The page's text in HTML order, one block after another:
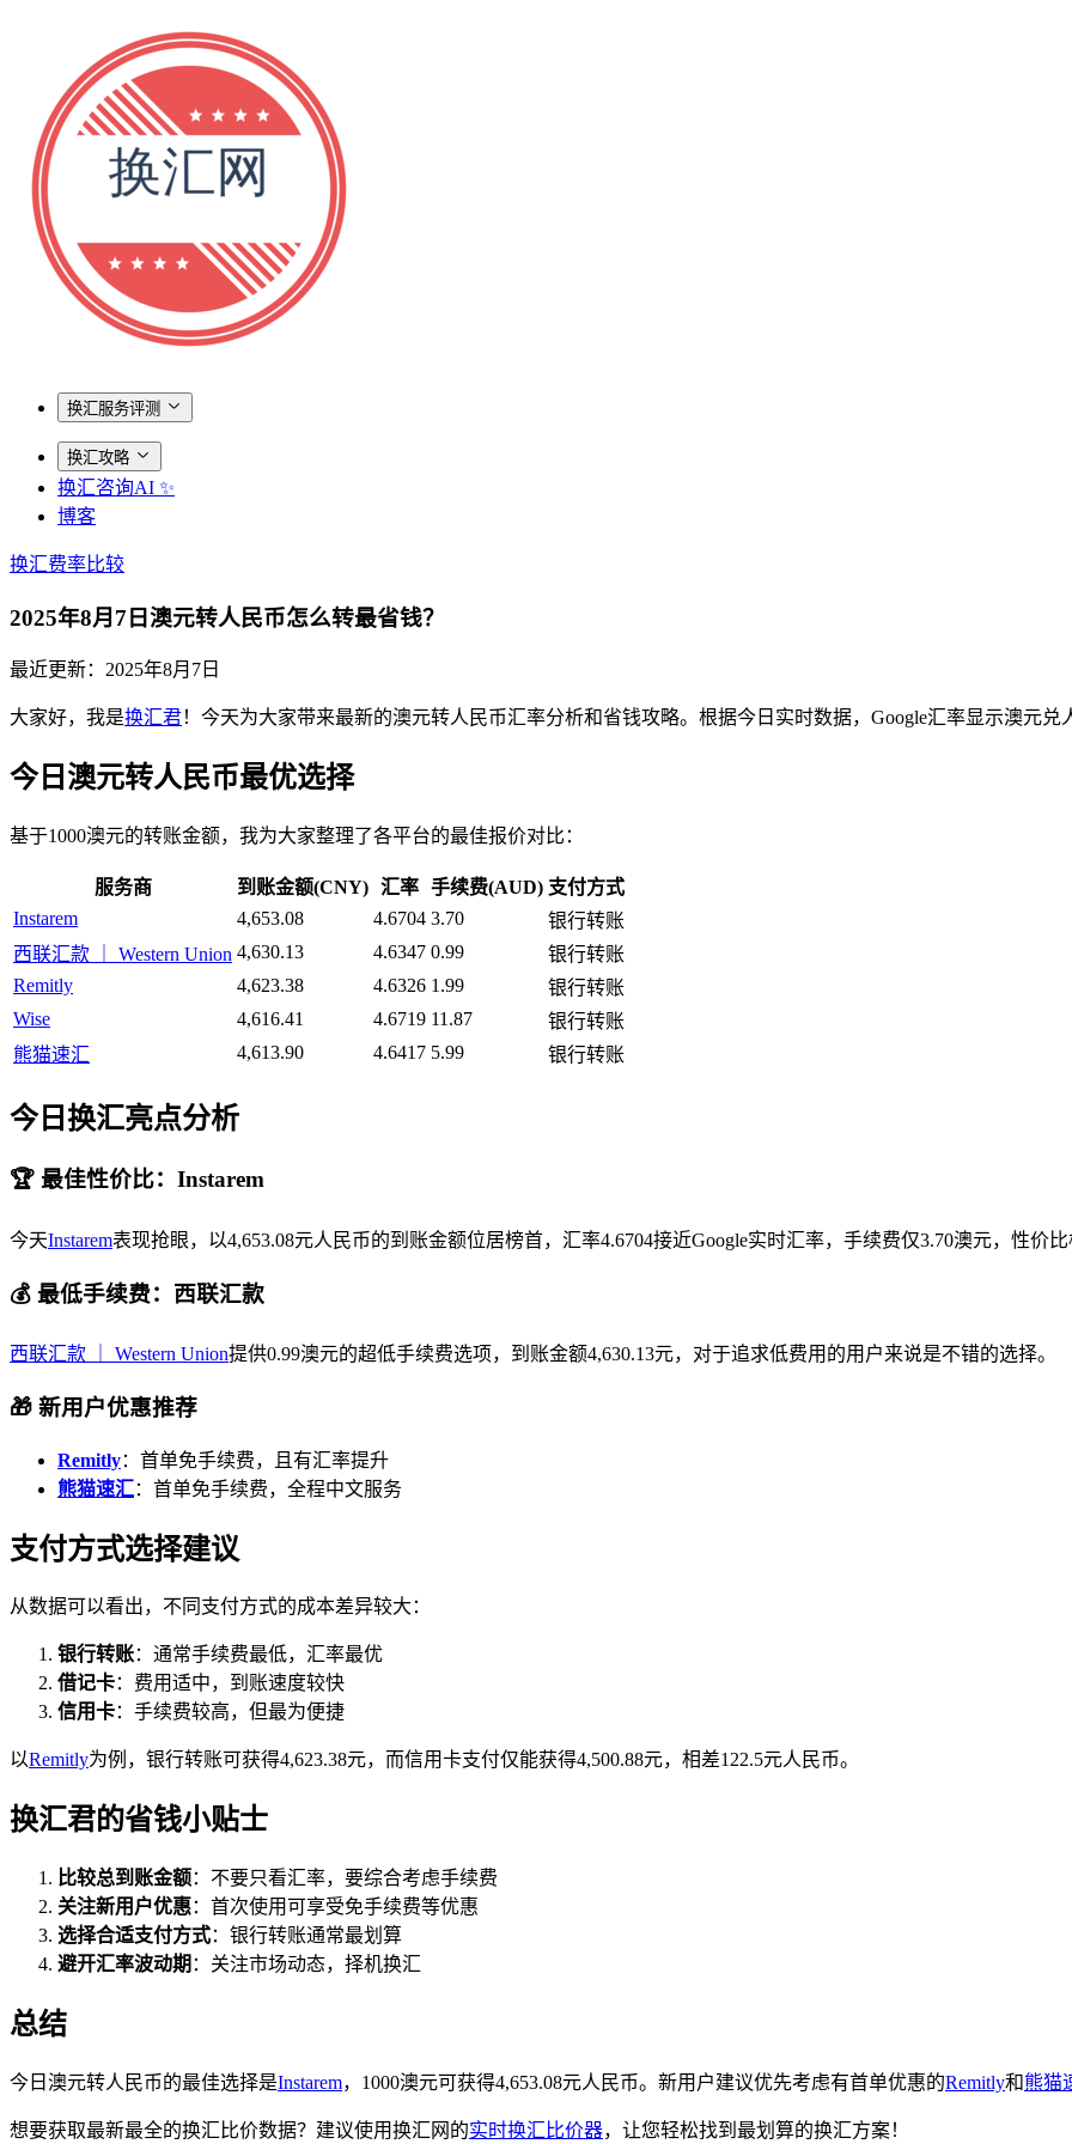
换汇服务评测
换汇攻略
换汇咨询AI ✨
博客
换汇费率比较
2025年8月7日澳元转人民币怎么转最省钱？
最近更新： 2025年8月7日
大家好，我是换汇君！今天为大家带来最新的澳元转人民币汇率分析和省钱攻略。根据今日实时数据，Google汇率显示澳元
今日澳元转人民币最优选择
基于1000澳元的转账金额，我为大家整理了各平台的最佳报价对比：
服务商 到账金额(CNY) 汇率 手续费(AUD) 支付方式
Instarem
4,653.08 4.6704 3.70
银行转账
西联汇款 ｜ Western Union 4,630.13 4.6347 0.99
银行转账
Remitly
4,623.38 4.6326 1.99
银行转账
Wise
4,616.41 4.6719 11.87
银行转账
熊猫速汇
4,613.90 4.6417 5.99 银行转账
今日换汇亮点分析
🏆 最佳性价比：Instarem
今天Instarem表现抢眼，以4,653.08元人民币的到账金额位居榜首，汇率4.6704接近Google实时汇率，手续费仅3.70澳元，性价
💰 最低手续费：西联汇款
西联汇款 ｜ Western Union提供0.99澳元的超低手续费选项，到账金额4,630.13元，对于追求低费用的用户来说是不错的选择。
🎁 新用户优惠推荐
Remitly：首单免手续费，且有汇率提升
熊猫速汇：首单免手续费，全程中文服务
支付方式选择建议
从数据可以看出，不同支付方式的成本差异较大：
银行转账：通常手续费最低，汇率最优
借记卡：费用适中，到账速度较快
信用卡：手续费较高，但最为便捷
以Remitly为例，银行转账可获得4,623.38元，而信用卡支付仅能获得4,500.88元，相差122.5元人民币。
换汇君的省钱小贴士
比较总到账金额：不要只看汇率，要综合考虑手续费
关注新用户优惠：首次使用可享受免手续费等优惠
选择合适支付方式：银行转账通常最划算
避开汇率波动期 ：关注市场动态，择机换汇
总结
今日澳元转人民币的最佳选择是Instarem，1000澳元可获得4,653.08元人民币。新用户建议优先考虑有首单优惠的Remitly和熊猫
想要获取最新最全的换汇比价数据？建议使用换汇网的实时换汇比价器，让您轻松找到最划算的换汇方案！